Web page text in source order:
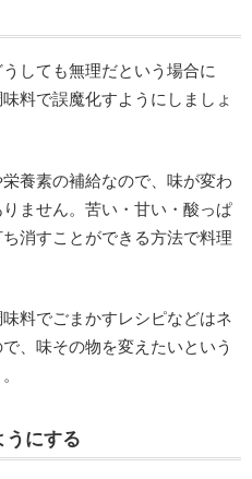
しても無理だという場合に
料で誤魔化すようにしましょ
養素の補給なので、味が変わ
ません。苦い・甘い・酸っぱ
消すことができる方法で料理
料でごまかすレシピなどはネ
、味その物を変えたいという
うにする